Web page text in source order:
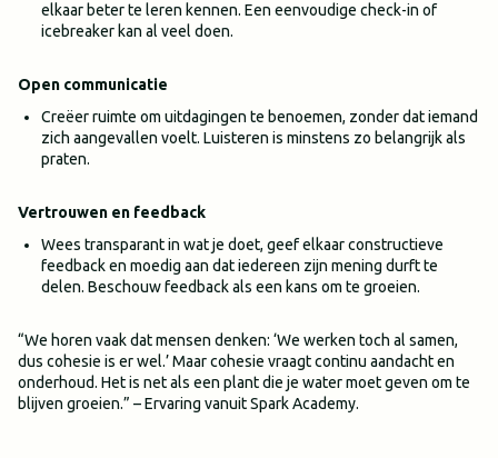
elkaar beter te leren kennen. Een eenvoudige check-in of
icebreaker kan al veel doen.
Open communicatie
Creëer ruimte om uitdagingen te benoemen, zonder dat iemand
zich aangevallen voelt. Luisteren is minstens zo belangrijk als
praten.
Vertrouwen en feedback
Wees transparant in wat je doet, geef elkaar constructieve
feedback en moedig aan dat iedereen zijn mening durft te
delen. Beschouw feedback als een kans om te groeien.
“We horen vaak dat mensen denken: ‘We werken toch al samen,
dus cohesie is er wel.’ Maar cohesie vraagt continu aandacht en
onderhoud. Het is net als een plant die je water moet geven om te
blijven groeien.” – Ervaring vanuit Spark Academy.